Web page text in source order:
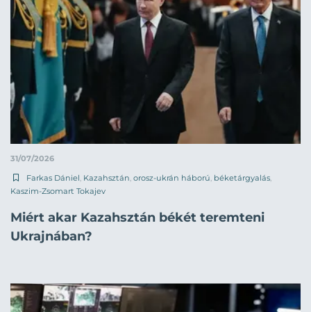
31/07/2026
Farkas Dániel, Kazahsztán, orosz-ukrán háború, béketárgyalás,
Kaszim-Zsomart Tokajev
Miért akar Kazahsztán békét teremteni
Ukrajnában?